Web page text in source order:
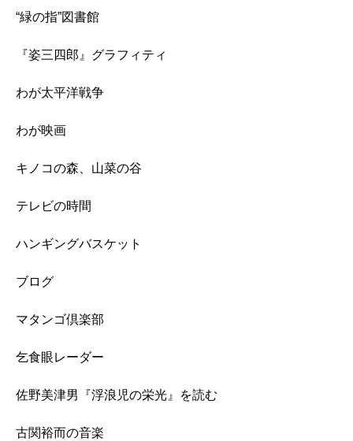
“緑の指”図書館
『姿三四郎』グラフィティ
わが太平洋戦争
わが映画
キノコの森、山菜の谷
テレビの時間
ハンギングバスケット
ブログ
マタンゴ倶楽部
乞食眼レーダー
佐野美津男『浮浪児の栄光』を読む
古関裕而の音楽